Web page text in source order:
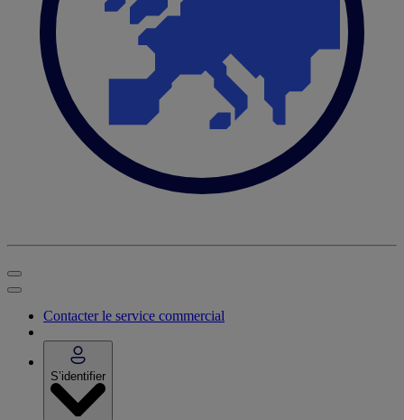
Contacter le service commercial
S’identifier